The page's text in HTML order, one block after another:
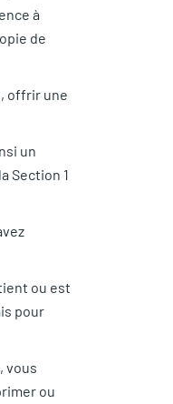
à
de
offrir une
un
Section 1
ou est
pour
vous
ou